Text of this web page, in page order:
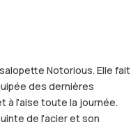
Notorious. Elle fait
des dernières
à l'aise toute la journée.
de l'acier et son